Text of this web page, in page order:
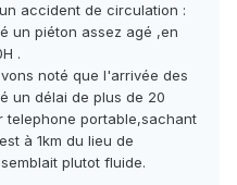
accident de circulation :
un piéton assez agé ,en
.
noté que l'arrivée des
un délai de plus de 20
telephone portable,sachant
à 1km du lieu de
plutot fluide.